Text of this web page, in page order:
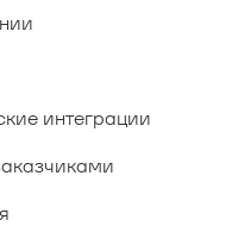
интеграции